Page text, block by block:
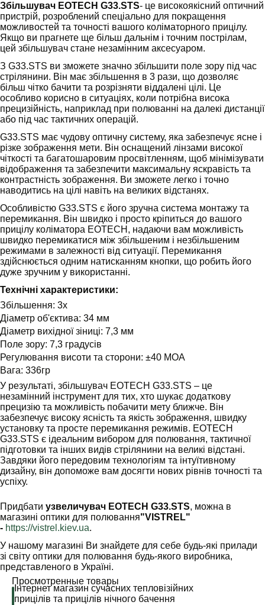
Збільшувач EOTECH G33.STS- це високоякісний оптичний
пристрій, розроблений спеціально для покращення
можливостей та точності вашого коліматорного прицілу.
Якщо ви прагнете ще більш дальнім і точним пострілам,
цей збільшувач стане незамінним аксесуаром.
З G33.STS ви зможете значно збільшити поле зору під час
стрілянини. Він має збільшення в 3 рази, що дозволяє
більш чітко бачити та розрізняти віддалені цілі. Це
особливо корисно в ситуаціях, коли потрібна висока
прецизійність, наприклад при полюванні на далекі дистанції
або під час тактичних операцій.
G33.STS має чудову оптичну систему, яка забезпечує ясне і
різке зображення мети. Він оснащений лінзами високої
чіткості та багатошаровим просвітленням, щоб мінімізувати
відображення та забезпечити максимальну яскравість та
контрастність зображення. Ви зможете легко і точно
наводитись на цілі навіть на великих відстанях.
Особливістю G33.STS є його зручна система монтажу та
перемикання. Він швидко і просто кріпиться до вашого
прицілу коліматора EOTECH, надаючи вам можливість
швидко перемикатися між збільшеним і незбільшеним
режимами в залежності від ситуації. Перемикання
здійснюється одним натисканням кнопки, що робить його
дуже зручним у використанні.
Технічні характеристики:
Збільшення: 3x
Діаметр об'єктива: 34 мм
Діаметр вихідної зіниці: 7,3 мм
Поле зору: 7,3 градусів
Регулювання висоти та сторони: ±40 МОА
Вага: 336гр
У результаті, збільшувач EOTECH G33.STS – це
незамінний інструмент для тих, хто шукає додаткову
прецизію та можливість побачити мету ближче. Він
забезпечує високу ясність та якість зображення, швидку
установку та просте перемикання режимів. EOTECH
G33.STS є ідеальним вибором для полювання, тактичної
підготовки та інших видів стрілянини на великі відстані.
Завдяки його передовим технологіям та інтуїтивному
дизайну, він допоможе вам досягти нових рівнів точності та
успіху.
Придбати узвеличувач EOTECH G33.STS, можна в
магазині оптики для полювання"VISTREL"
- https://vistrel.kiev.ua.
У нашому магазині Ви знайдете для себе будь-які прилади
зі світу оптики для полювання будь-якого виробника,
представленого в Україні.
Просмотренные товары
Інтернет магазин сучасних тепловізійних
прицілів та прицілів нічного бачення